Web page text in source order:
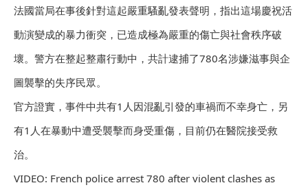
法國當局在事後針對這起嚴重騷亂發表聲明，指出這場慶祝活
動演變成的暴力衝突，已造成極為嚴重的傷亡與社會秩序破
壞。警方在整起整肅行動中，共計逮捕了780名涉嫌滋事與企
圖襲擊的失序民眾。
官方證實，事件中共有1人因混亂引發的車禍而不幸身亡，另
有1人在暴動中遭受襲擊而身受重傷，目前仍在醫院接受救
治。
VIDEO: French police arrest 780 after violent clashes as